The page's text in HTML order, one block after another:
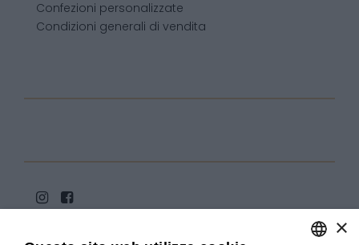
Confezioni personalizzate
Condizioni generali di vendita
×